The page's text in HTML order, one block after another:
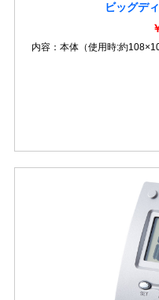
ビッグデ
内容：本体（使用時:約